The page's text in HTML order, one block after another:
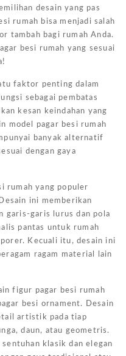
desain yang pas
rumah bisa menjadi salah
tambah bagi rumah Anda.
besi rumah yang sesuai
faktor penting dalam
sebagai pembatas
kesan keindahan yang
model pagar besi rumah
banyak alternatif
dengan gaya
rumah yang populer
ini memberikan
garis-garis lurus dan pola
pantas untuk rumah
Kecuali itu, desain ini
ragam material lain
figur pagar besi rumah
besi ornament. Desain
artistik pada tiap
daun, atau geometris.
klasik dan elegan